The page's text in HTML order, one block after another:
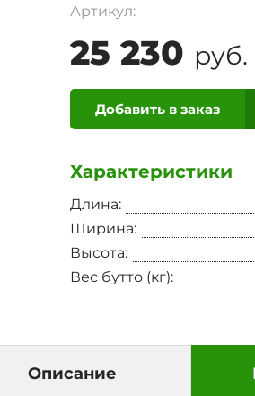
Артикул:
25 230 руб.
Добавить в заказ
Характеристики
Длина:
Ширина:
Высота:
Вес бутто (кг):
Описание